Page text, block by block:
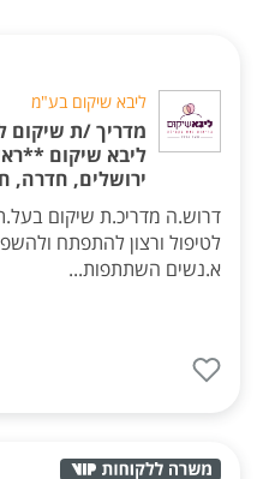
ליבא שיקום בע"מ
מדריך /ת שיקום
ליבא שיקום
ירושלים, חדרה,
דרוש.ה מדריכ.ת שיקום
לטיפול ורצון להתפתח
א.נשים השתתפות...